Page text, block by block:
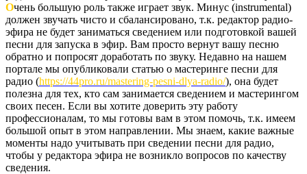
Очень большую роль также играет звук. Минус (instrumental)
должен звучать чисто и сбалансировано, т.к. редактор радио-
эфира не будет заниматься сведением или подготовкой вашей
песни для запуска в эфир. Вам просто вернут вашу песню
обратно и попросят доработать по звуку. Недавно на нашем
портале мы опубликовали статью о мастеринге песни для
радио (https://44pro.ru/mastering-pesni-dlya-radio/), она будет
полезна для тех, кто сам занимается сведением и мастерингом
своих песен. Если вы хотите доверить эту работу
профессионалам, то мы готовы вам в этом помочь, т.к. имеем
большой опыт в этом направлении. Мы знаем, какие важные
моменты надо учитывать при сведении песни для радио,
чтобы у редактора эфира не возникло вопросов по качеству
сведения.